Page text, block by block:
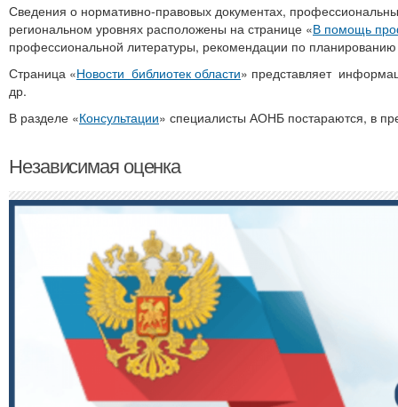
Сведения о нормативно-правовых документах,
региональном уровнях расположены на странице «В помощь
профессиональной литературы, рекомендации по
Страница «Новости библиотек области» представляет
др.
В разделе «Консультации» специалисты АОНБ постараются, в
Независимая оценка